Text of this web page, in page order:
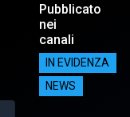
Pubblicato
nei
canali
IN EVIDENZA
NEWS